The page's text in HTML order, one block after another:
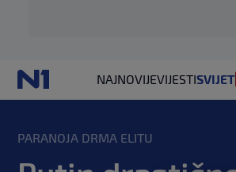
NAJNOVIJEVIJESTISVIJET
PARANOJA DRMA ELITU